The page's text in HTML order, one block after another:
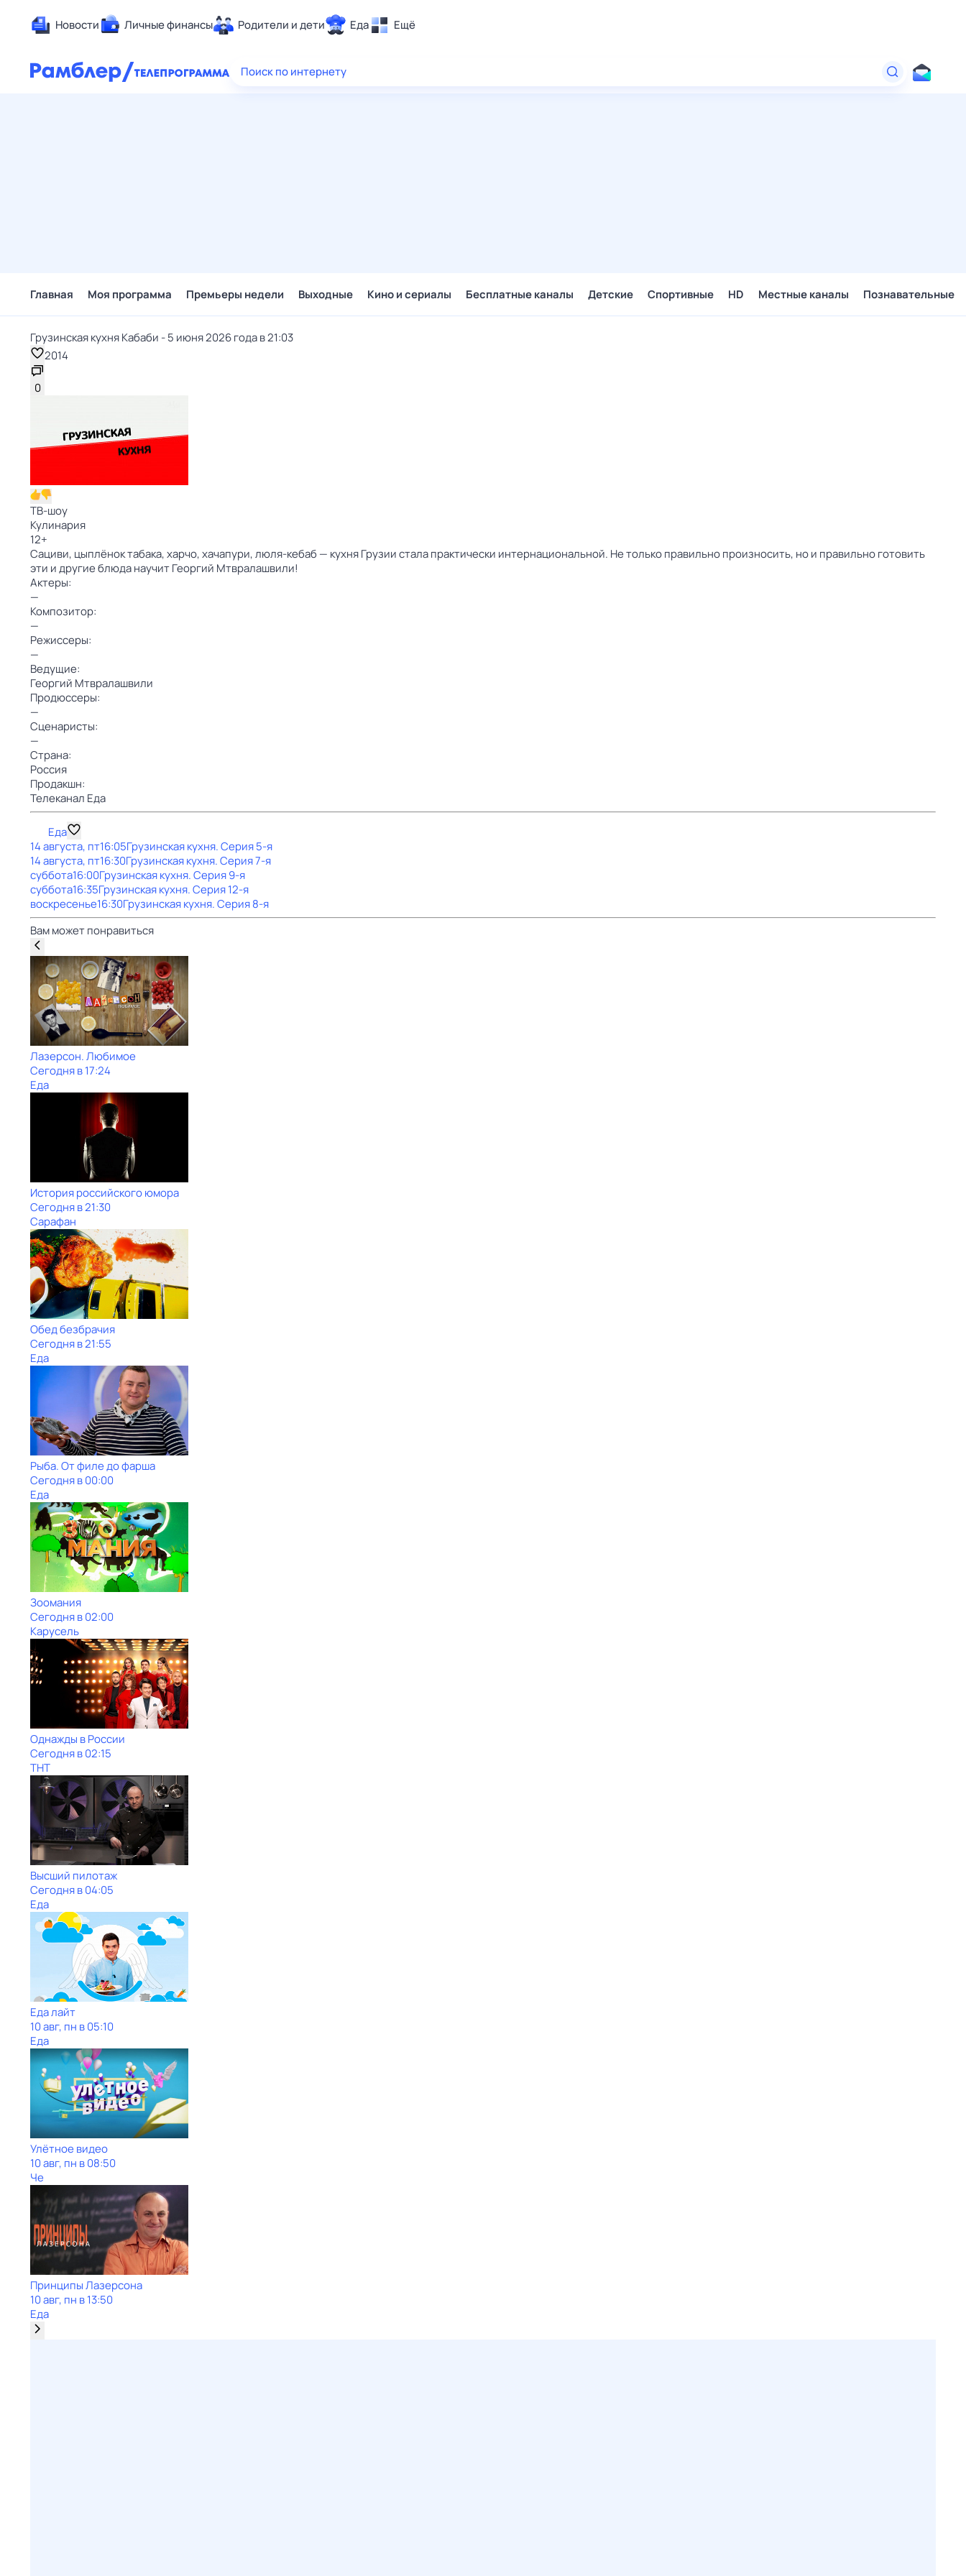
Новости Личные финансы Родители и дети Еда Ещё
Здоровье
Поиск по интернету
Главная Моя программа Премьеры недели Выходные Кино и сериалы Бесплатные каналы Детские Спортивные HD Местные каналы Познавательные
Грузинская кухня Кабаби - 5 июня 2026 года в 21:03
2014
0
ТВ-шоу
Кулинария
12+
Сациви, цыплёнок табака, харчо, хачапури, люля-кебаб — кухня Грузии стала практически интернациональной. Не только правильно произносить, но и правильно готовить
эти и другие блюда научит Георгий Мтвралашвили!
Актеры:
—
Композитор:
—
Режиссеры:
—
Ведущие:
Георгий Мтвралашвили
Продюссеры:
—
Сценаристы:
—
Страна:
Россия
Продакшн:
Телеканал Еда
Еда
14 августа, пт16:05Грузинская кухня. Серия 5-я
14 августа, пт16:30Грузинская кухня. Серия 7-я
суббота16:00Грузинская кухня. Серия 9-я
суббота16:35Грузинская кухня. Серия 12-я
воскресенье16:30Грузинская кухня. Серия 8-я
Вам может понравиться
Лазерсон. Любимое
Сегодня в 17:24
Еда
История российского юмора
Сегодня в 21:30
Сарафан
Обед безбрачия
Сегодня в 21:55
Еда
Рыба. От филе до фарша
Сегодня в 00:00
Еда
Зоомания
Сегодня в 02:00
Карусель
Однажды в России
Сегодня в 02:15
ТНТ
Высший пилотаж
Сегодня в 04:05
Еда
Еда лайт
10 авг, пн в 05:10
Еда
Улётное видео
10 авг, пн в 08:50
Че
Принципы Лазерсона
10 авг, пн в 13:50
Еда